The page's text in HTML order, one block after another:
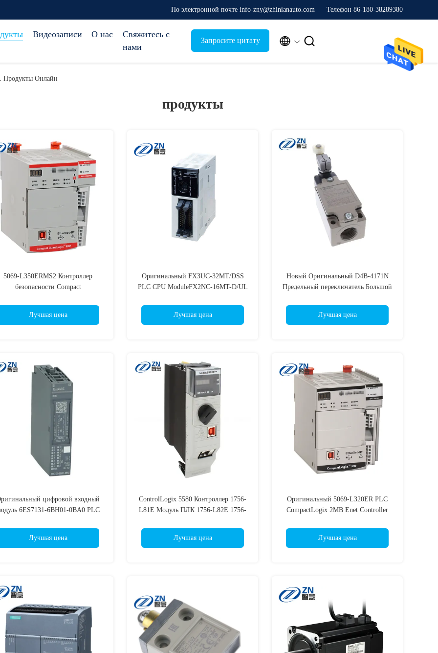
По электронной почте info-zny@zhinianauto.com Телефон 86-180-38289380
Видеозаписи О нас
Свяжитесь с
нами
Запросите цитату  
Продукты Онлайн
продукты
5069-L350ERMS2 Контроллер
безопасности Compact
5069-L310ERMS2 5069-
5069-L330ERMS2 5069-
Лучшая цена
Оригинальный FX3UC-32MT/DSS
PLC CPU ModuleFX2NC-16MT-D/UL
96MT-D/UL FX2NC-96MT-DSS
Лучшая цена
Новый Оригинальный D4B-4171N
Предельный переключатель Большой
D4B-4113N D4B-4115N D4B-4116N
D4B-4117N D4B-4170N D4B-4181N
Лучшая цена
цифровой входный
6ES7131-6BH01-0BA0 PLC
2BA0 6ES7131-6BF01-0AA0
Лучшая цена
ControlLogix 5580 Контроллер 1756-
L81E Модуль ПЛК 1756-L82E 1756-
L85-L81E-NSE 1756-L82E-NSE 1756-
L83E-NSE 1756-L84E-NSE 1756-
Лучшая цена
Оригинальный 5069-L320ER PLC
CompactLogix 2MB Enet Controller
L320ER 5069-L330ER 5069-L340ER
5069-L350ER 5069-L380ER 5069-
Лучшая цена